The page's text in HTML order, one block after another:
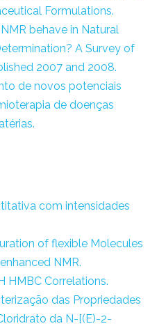
Formulations.
behave in Natural
A Survey of
2007 and 2008.
de novos potenciais
de doenças
com intensidades
of flexible Molecules
NMR.
HMBC Correlations.
das Propriedades
da N-[(E)-2-